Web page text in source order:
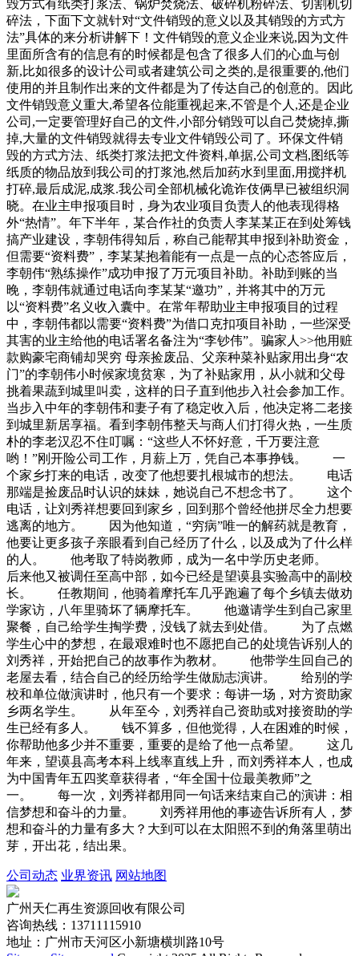
毁方式有纸类打浆法、锅炉焚烧法、破碎机粉碎法、切割机切
碎法，下面下文就针对“文件销毁的意义以及其销毁的方式方
法”具体的来分析讲解下！文件销毁的意义企业来说,因为文件
里面所含有的信息有的时候都是包含了很多人们的心血与创
新,比如很多的设计公司或者建筑公司之类的,是很重要的,他们
使用的并且制作出来的文件都是为了传达自己的创意的。因此
文件销毁意义重大,希望各位能重视起来,不管是个人,还是企业
公司,一定要管理好自己的文件,小部分销毁可以自己焚烧掉,撕
掉,大量的文件销毁就得去专业文件销毁公司了。环保文件销
毁的方式方法、纸类打浆法把文件资料,单据,公司文档,图纸等
纸质的物品放到我公司的打浆池,然后加药水到里面,用搅拌机
打碎,最后成泥,成浆.我公司全部机械化诡诈伎俩早已被组织洞
晓。在业主申报项目时，身为农业项目负责人的他表现得格
外“热情”。年下半年，某合作社的负责人李某某正在到处筹钱
搞产业建设，李朝伟得知后，称自己能帮其申报到补助资金，
但需要“资料费”，李某某抱着能有一点是一点的心态答应后，
李朝伟“熟练操作”成功申报了万元项目补助。补助到账的当
晚，李朝伟就通过电话向李某某“邀功”，并将其中的万元
以“资料费”名义收入囊中。在常年帮助业主申报项目的过程
中，李朝伟都以需要“资料费”为借口克扣项目补助，一些深受
其害的业主给他的电话署名备注为“李钞伟”。骗家人>>他用赃
款购豪宅商铺却哭穷 母亲捡废品、父亲种菜补贴家用出身“农
门”的李朝伟小时候家境贫寒，为了补贴家用，从小就和父母
挑着果蔬到城里叫卖，这样的日子直到他步入社会参加工作。
当步入中年的李朝伟和妻子有了稳定收入后，他决定将二老接
到城里新居享福。看到李朝伟整天与商人们打得火热，一生质
朴的李老汉忍不住叮嘱：“这些人不怀好意，千万要注意
哟！”刚开险公司工作，月薪上万，凭自己本事挣钱。 一
个家乡打来的电话，改变了他想要扎根城市的想法。 电话
那端是捡废品时认识的妹妹，她说自己不想念书了。 这个
电话，让刘秀祥想要回到家乡，回到那个曾经他拼尽全力想要
逃离的地方。 因为他知道，“穷病”唯一的解药就是教育，
他要让更多孩子亲眼看到自己经历了什么，以及成为了什么样
的人。 他考取了特岗教师，成为一名中学历史老师。
后来他又被调任至高中部，如今已经是望谟县实验高中的副校
长。 任教期间，他骑着摩托车几乎跑遍了每个乡镇去做劝
学家访，八年里骑坏了辆摩托车。 他邀请学生到自己家里
聚餐，自己给学生掏学费，没钱了就去到处借。 为了点燃
学生心中的梦想，在最艰难时也不愿把自己的处境告诉别人的
刘秀祥，开始把自己的故事作为教材。 他带学生回自己的
老屋去看，结合自己的经历给学生做励志演讲。 给别的学
校和单位做演讲时，他只有一个要求：每讲一场，对方资助家
乡两名学生。 从年至今，刘秀祥自己资助或对接资助的学
生已经有多人。 钱不算多，但他觉得，人在困难的时候，
你帮助他多少并不重要，重要的是给了他一点希望。 这几
年来，望谟县高考本科上线率直线上升，而刘秀祥本人，也成
为中国青年五四奖章获得者，“年全国十位最美教师”之
一。 每一次，刘秀祥都用同一句话来结束自己的演讲：相
信梦想和奋斗的力量。 刘秀祥用他的事迹告诉所有人，梦
想和奋斗的力量有多大？大到可以在太阳照不到的角落里萌出
芽，开出花，结出果。
公司动态 业界资讯 网站地图
广州天仁再生资源回收有限公司
咨询热线：13711115910
地址：广州市天河区小新塘横圳路10号